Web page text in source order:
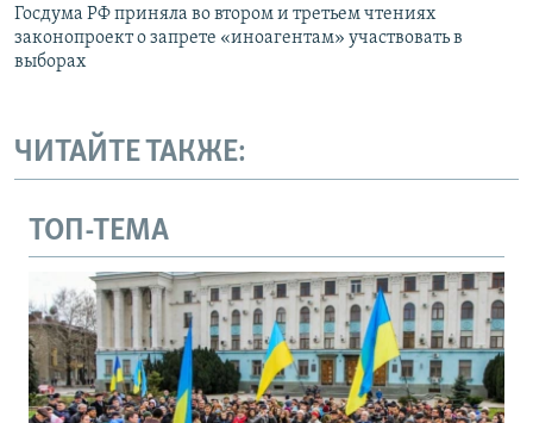
Госдума РФ приняла во втором и третьем чтениях
законопроект о запрете «иноагентам» участвовать в
выборах
ЧИТАЙТЕ ТАКЖЕ:
ТОП-ТЕМА